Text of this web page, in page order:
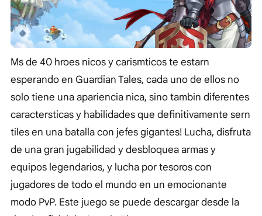
Ms de 40 hroes nicos y carismticos te estarn
esperando en Guardian Tales, cada uno de ellos no
solo tiene una apariencia nica, sino tambin diferentes
caractersticas y habilidades que definitivamente sern
tiles en una batalla con jefes gigantes! Lucha, disfruta
de una gran jugabilidad y desbloquea armas y
equipos legendarios, y lucha por tesoros con
jugadores de todo el mundo en un emocionante
modo PvP. Este juego se puede descargar desde la